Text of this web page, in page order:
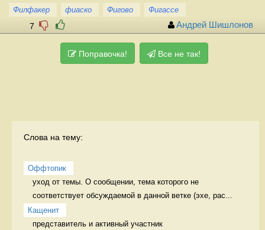
Филфакер
фиаско Фигово Фигассе
7 Андрей Шишлонов
Поправочка! Все не так!
Слова на тему:
Оффтопик
уход от темы. О сообщении, тема которого не
соответствует обсуждаемой в данной ветке (эхе, рас...
Кащенит
представитель и активный участник